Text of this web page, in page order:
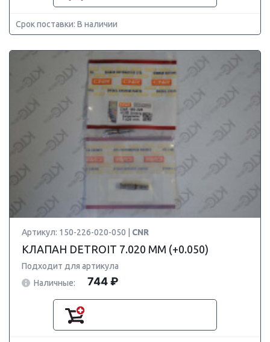
Срок поставки: В наличии
Артикул: 150-226-020-050 | CNR
КЛАПАН DETROIT 7.020 ММ (+0.050)
Подходит для артикула
Наличные:
744 ₽